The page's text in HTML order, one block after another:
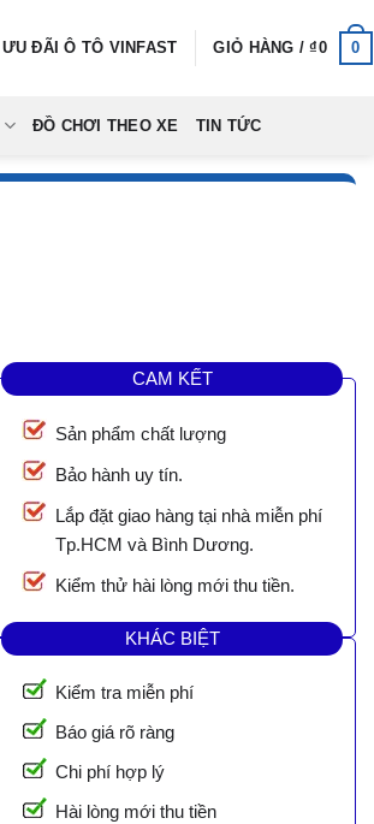
ƯU ĐÃI Ô TÔ VINFAST GIỎ HÀNG /₫0 0
ĐỒ CHƠI THEO XE TIN TỨC
CAM KẾT
Sản phẩm chất lượng
Bảo hành uy tín.
Lắp đặt giao hàng tại nhà miễn phí
Tp.HCM và Bình Dương.
Kiểm thử hài lòng mới thu tiền.
KHÁC BIỆT
Kiểm tra miễn phí
Báo giá rõ ràng
Chi phí hợp lý
Hài lòng mới thu tiền